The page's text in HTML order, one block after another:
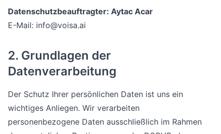
Datenschutzbeauftragter: Aytac Acar
E-Mail: info@voisa.ai
2. Grundlagen der
Datenverarbeitung
Der Schutz Ihrer persönlichen Daten ist uns ein
wichtiges Anliegen. Wir verarbeiten
personenbezogene Daten ausschließlich im Rahmen